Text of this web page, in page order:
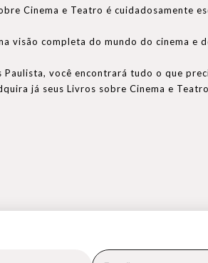
Cinema e Teatro é cuidadosamente
visão completa do mundo do cinema
você encontrará tudo o que
já seus Livros sobre Cinema e